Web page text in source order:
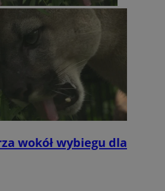
wokół wybiegu dla